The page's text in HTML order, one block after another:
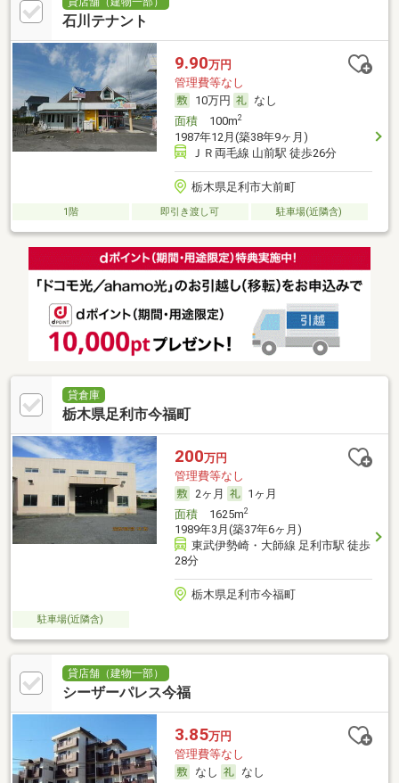
石川テナント
9.90万円
管理費等なし
10万円
なし
面積100m2
1987年12月(築38年9ヶ月)
ＪＲ両毛線 山前駅 徒歩26分
栃木県足利市大前町
1階 即引き渡し可 駐車場(近隣含)
貸倉庫
栃木県足利市今福町
200万円
管理費等なし
2ヶ月
1ヶ月
面積1625m2
1989年3月(築37年6ヶ月)
東武伊勢崎・大師線 足利市駅 徒歩
28分
栃木県足利市今福町
駐車場(近隣含)
貸店舗（建物一部）
シーザーパレス今福
3.85万円
管理費等なし
なし
なし